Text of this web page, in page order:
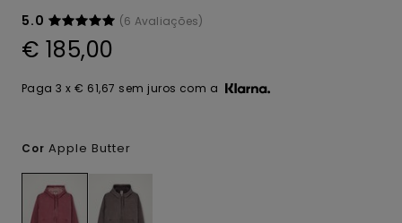
5.0
(6 Avaliações)
€ 185,00
Paga 3 x € 61,67 sem juros com a
Cor Apple Butter